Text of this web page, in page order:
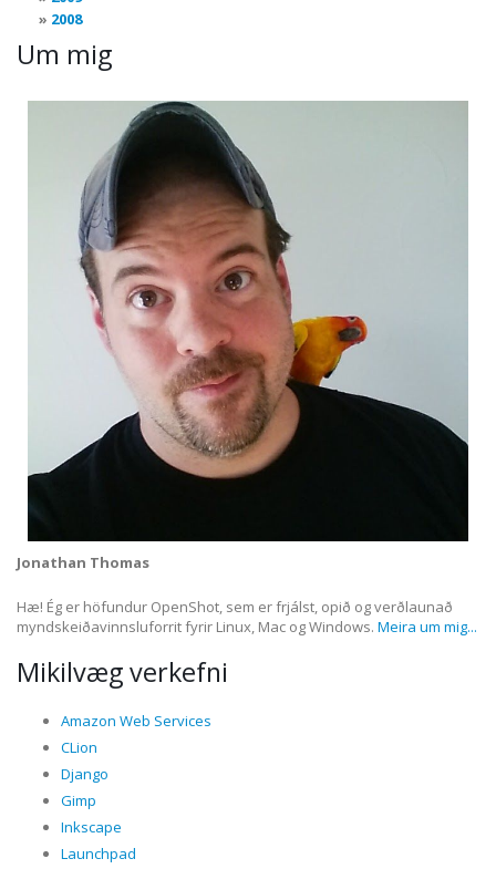
2008
Um mig
Jonathan Thomas
Hæ! Ég er höfundur OpenShot, sem er frjálst, opið og verðlaunað
myndskeiðavinnsluforrit fyrir Linux, Mac og Windows. Meira um mig...
Mikilvæg verkefni
Amazon Web Services
CLion
Django
Gimp
Inkscape
Launchpad